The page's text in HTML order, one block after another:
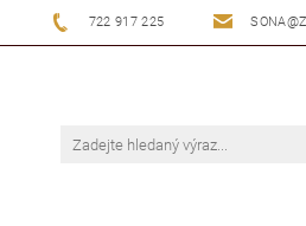
722 917 225